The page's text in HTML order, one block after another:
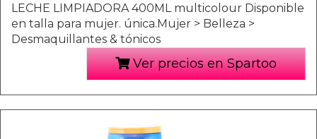
LECHE LIMPIADORA 400ML multicolour Disponible
en talla para mujer. única.Mujer > Belleza >
Desmaquillantes & tónicos
Ver precios en Spartoo